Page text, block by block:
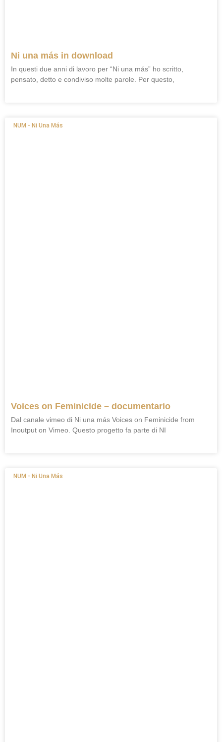
Ni una más in download
In questi due anni di lavoro per “Ni una más” ho scritto,
pensato, detto e condiviso molte parole. Per questo,
NUM - Ni Una Más
Voices on Feminicide – documentario
Dal canale vimeo di Ni una más Voices on Feminicide from
Inoutput on Vimeo. Questo progetto fa parte di NI
NUM - Ni Una Más